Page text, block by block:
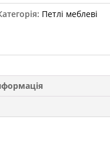
Петлі меблеві